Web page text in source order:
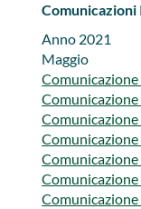
Anno 2021​
Maggio